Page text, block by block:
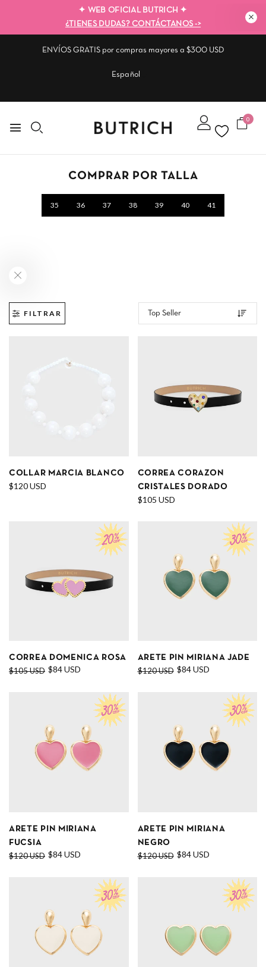
✦ WEB OFICIAL BUTRICH ✦
¿TIENES DUDAS? CONTÁCTANOS ->
Español
ENVÍOS GRATIS por compras mayores a $300 USD
0
COMPRAR POR TALLA
35 36 37 38 39 40 41
FILTRAR
COLLAR MARCIA BLANCO
$120 USD
CORREA CORAZON
CRISTALES DORADO
$105 USD
CORREA DOMENICA ROSA
$105 USD $84 USD
ARETE PIN MIRIANA JADE
$120 USD $84 USD
ARETE PIN MIRIANA
FUCSIA
$120 USD $84 USD
ARETE PIN MIRIANA
NEGRO
$120 USD $84 USD